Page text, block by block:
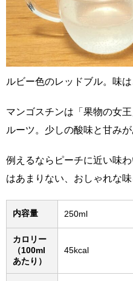
ルビー色のレッドブル。味
マンゴスチンは「果物の女
ルーツ。少しの酸味と甘み
例えるならピーチに近い味
はあまりない、おしゃれな味
内容量 250ml
カロリー
（100ml
あたり）
45kcal